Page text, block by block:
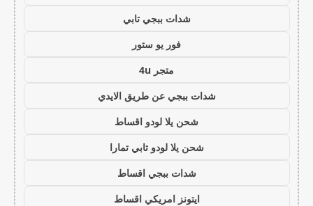
شدات ببجي تابي
فور يو ستور
متجر 4u
شدات ببجي عن طريق الايدي
شحن يلا لودو اقساط
شحن يلا لودو تابي تمارا
شدات ببجي اقساط
ايتونز امريكي اقساط